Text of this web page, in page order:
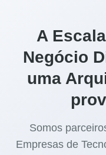
A
Negócio
uma
Somos
Empresas de